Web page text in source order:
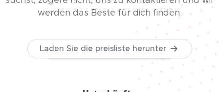
werden das Beste für dich finden.
Laden Sie die preisliste herunter